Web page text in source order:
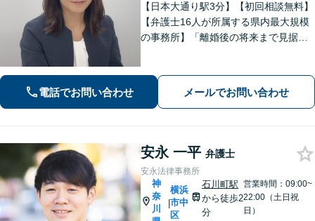
【日本大通り駅3分】【初回相談無料】
【弁護士16人が所属する県内最大規模
の事務所】「離婚後の将来まで見据え
い相続問題に対応する豊富な実績」
「相続登記義務化に対応」【WEB面談
電話でお問い合わせ メールでお問い合わせ
安永 一平 弁護士
安永法律事務所
神
奈
川
|
横浜
市中
区
石川町駅
から徒歩2
分
営業時間：09:00~
22:00（土日祝
日）